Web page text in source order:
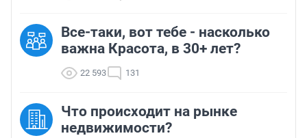
Все-таки, вот тебе - насколько
важна Красота, в 30+ лет?
22 593 131
Что происходит на рынке
недвижимости?